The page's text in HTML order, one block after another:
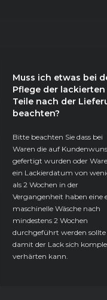
Muss ich etwas bei
Pflege der lackierten
Teile nach der
beachten?
Bitte beachten Sie dass bei
Waren die auf
gefertigt wurden oder
ein Lackierdatum von
als 2 Wochen in der
Vergangenheit haben eine
maschinelle Wäsche nach
mindestens 2 Wochen
durchgeführt werden sollte
damit der Lack sich
verhärten kann.